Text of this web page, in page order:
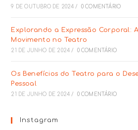
9 DE OUTUBRO DE 2024 / 0 COMENTÁRIO
Explorando a Expressão Corporal:
Movimento no Teatro
21 DE JUNHO DE 2024 / 0 COMENTÁRIO
Os Benefícios do Teatro para o
Pessoal
21 DE JUNHO DE 2024 / 0 COMENTÁRIO
Instagram